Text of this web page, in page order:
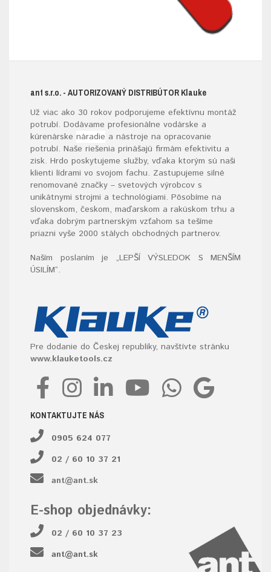
ant s.r.o. - AUTORIZOVANÝ DISTRIBÚTOR Klauke
Už viac ako 30 rokov podporujeme efektívnu montáž
potrubí. Dodávame profesionálne vodárske a
kúrenárske náradie a nástroje na opracovanie
potrubí. Naše riešenia prinášajú firmám efektivitu a
zisk. Hrdo poskytujeme služby, vďaka ktorým sú naši
klienti lídrami vo svojom fachu. Zastupujeme silné
renomované značky – svetových výrobcov s
unikátnymi strojmi a technológiami. Pôsobíme na
slovenskom, českom, maďarskom a rakúskom trhu a
vďaka dobrým partnerským vzťahom sa tešíme
priazni vyše 2000 stálych obchodných partnerov.
Naším poslaním je „LEPŠÍ VÝSLEDOK S MENŠÍM
ÚSILÍM“.
Pre dodanie do Českej republiky, navštívte stránku
www.klauketools.cz
KONTAKTUJTE NÁS
0905 624 077
02 / 60 10 37 21
ant@ant.sk
E-shop objednávky:
02 / 60 10 37 23
ant@ant.sk